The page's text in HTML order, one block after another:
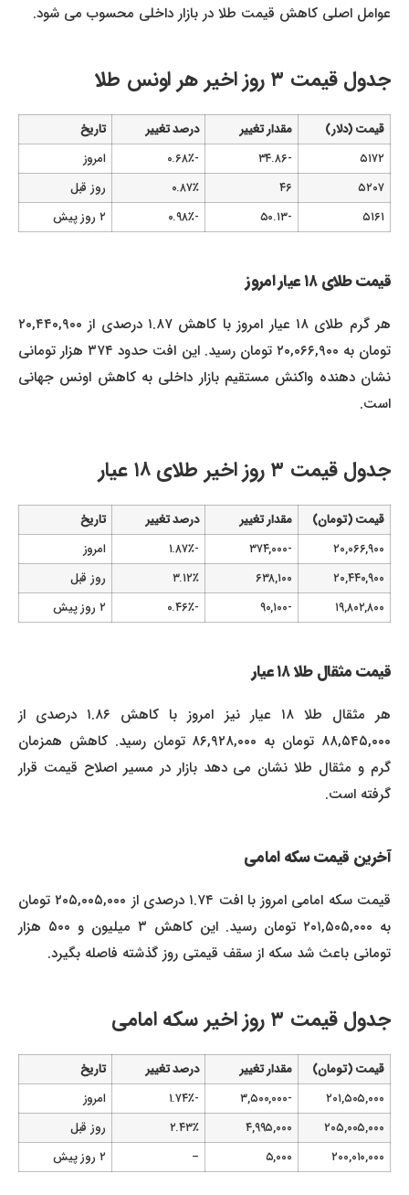
عوامل اصلی کاهش قیمت طلا در بازار داخلی محسوب می شود.
جدول قیمت ۳ روز اخیر هر اونس طلا
قیمت (دلار) مقدار تغییر درصد تغییر
تاریخ
۵۱۷۲
امروز
۵۲۰۷
۰.۸۷٪
روز قبل
۵۱۶۱
قیمت طلای ۱۸ عیار امروز
هر گرم طلای ۱۸ عیار امروز با کاهش ۱.۸۷ درصدی از ۲۰,۴۴۰,۹۰۰
تومان به ۲۰,۰۶۶,۹۰۰ تومان رسید. این افت حدود ۳۷۴ هزار تومانی
نشان دهنده واکنش مستقیم بازار داخلی به کاهش اونس جهانی
است.
جدول قیمت ۳ روز اخیر طلای ۱۸ عیار
قیمت (تومان) مقدار تغییر درصد تغییر
تاریخ
۲۰,۰۶۶,۹۰۰
امروز
۲۰,۴۴۰,۹۰۰
۶۳۸,۱۰۰ ۳.۱۲٪
روز قبل
۱۹,۸۰۲,۸۰۰
قیمت مثقال طلا ۱۸ عیار
هر مثقال طلا ۱۸ عیار نیز امروز با کاهش ۱.۸۶ درصدی از
۸۸,۵۴۵,۰۰۰ تومان به ۸۶,۹۲۸,۰۰۰ تومان رسید. کاهش همزمان
گرم و مثقال طلا نشان می دهد بازار در مسیر اصلاح قیمت قرار
گرفته است.
آخرین قیمت سکه امامی
قیمت سکه امامی امروز با افت ۱.۷۴ درصدی از ۲۰۵,۰۰۵,۰۰۰ تومان
به ۲۰۱,۵۰۵,۰۰۰ تومان رسید. این کاهش ۳ میلیون و ۵۰۰ هزار
تومانی باعث شد سکه از سقف قیمتی روز گذشته فاصله بگیرد.
جدول قیمت ۳ روز اخیر سکه امامی
قیمت (تومان) مقدار تغییر درصد تغییر
تاریخ
۲۰۱,۵۰۵,۰۰۰
امروز
۲۰۵,۰۰۵,۰۰۰
۴,۹۹۵,۰۰۰ ۲.۴۳٪
روز قبل
۲۰۰,۰۱۰,۰۰۰
۵,۰۰۰